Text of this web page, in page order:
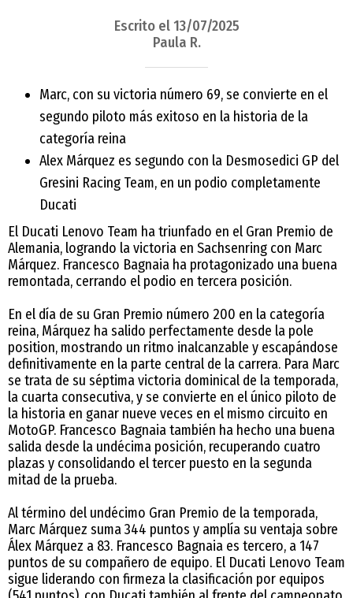
Escrito el 13/07/2025
Paula R.
Marc, con su victoria número 69, se convierte en el
segundo piloto más exitoso en la historia de la
categoría reina
Alex Márquez es segundo con la Desmosedici GP del
Gresini Racing Team, en un podio completamente
Ducati
El Ducati Lenovo Team ha triunfado en el Gran Premio de
Alemania, logrando la victoria en Sachsenring con Marc
Márquez. Francesco Bagnaia ha protagonizado una buena
remontada, cerrando el podio en tercera posición.
En el día de su Gran Premio número 200 en la categoría
reina, Márquez ha salido perfectamente desde la pole
position, mostrando un ritmo inalcanzable y escapándose
definitivamente en la parte central de la carrera. Para Marc
se trata de su séptima victoria dominical de la temporada,
la cuarta consecutiva, y se convierte en el único piloto de
la historia en ganar nueve veces en el mismo circuito en
MotoGP. Francesco Bagnaia también ha hecho una buena
salida desde la undécima posición, recuperando cuatro
plazas y consolidando el tercer puesto en la segunda
mitad de la prueba.
Al término del undécimo Gran Premio de la temporada,
Marc Márquez suma 344 puntos y amplía su ventaja sobre
Álex Márquez a 83. Francesco Bagnaia es tercero, a 147
puntos de su compañero de equipo. El Ducati Lenovo Team
sigue liderando con firmeza la clasificación por equipos